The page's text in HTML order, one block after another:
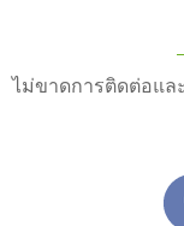
ไม่ขาดการติดต่อแล